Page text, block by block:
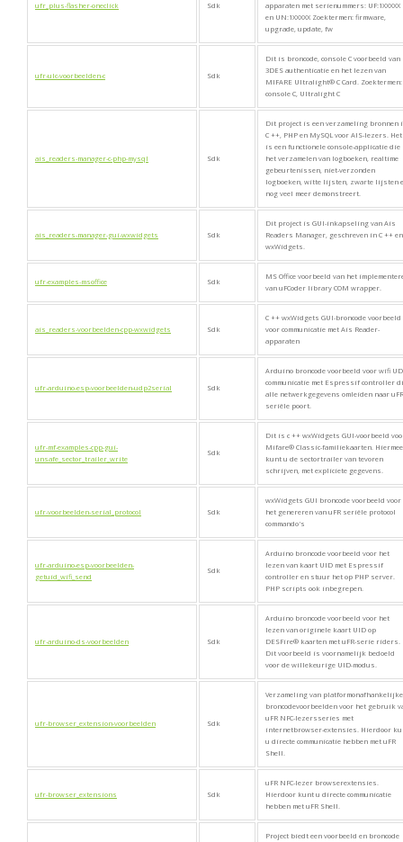
ufr_plus-flasher-oneclick Sdk
apparaten met serienummers: UF:1XXXXX
en UN:1XXXXX Zoektermen: firmware,
upgrade, update, fw
ufr-ulc-voorbeelden-c Sdk
Dit is broncode, console C voorbeeld van
3DES authenticatie en het lezen van
MIFARE Ultralight® C Card. Zoektermen:
console C, Ultralight C
ais_readers-manager-c-php-mysql Sdk
Dit project is een verzameling bronnen
C ++, PHP en MySQL voor AIS-lezers. Het
is een functionele console-applicatie die
het verzamelen van logboeken, realtime
gebeurtenissen, niet-verzonden
logboeken, witte lijsten, zwarte lijsten
nog veel meer demonstreert.
ais_readers-manager-gui-wxwidgets Sdk
Dit project is GUI-inkapseling van Ais
Readers Manager, geschreven in C ++ en
wxWidgets.
ufr-examples-msoffice Sdk
MS Office voorbeeld van het
van uFCoder library COM wrapper.
ais_readers-voorbeelden-cpp-wxwidgets Sdk
C ++ wxWidgets GUI-broncode voorbeeld
voor communicatie met Ais Reader-
apparaten
ufr-arduino-esp-voorbeelden-udp2serial Sdk
Arduino broncode voorbeeld voor wifi
communicatie met Espressif controller
alle netwerkgegevens omleiden naar uFR
seriële poort.
ufr-mf-examples-cpp-gui-
unsafe_sector_trailer_write
Sdk
Dit is c ++ wxWidgets GUI-voorbeeld
Mifare® Classic-familiekaarten. Hiermee
kunt u de sectortrailer van tevoren
schrijven, met expliciete gegevens.
ufr-voorbeelden-serial_protocol Sdk
wxWidgets GUI broncode voorbeeld voor
het genereren van uFR seriële protocol
commando's
ufr-arduino-esp-voorbeelden-
getuid_wifi_send
Sdk
Arduino broncode voorbeeld voor het
lezen van kaart UID met Espressif
controller en stuur het op PHP server.
PHP scripts ook inbegrepen.
ufr-arduino-ds-voorbeelden Sdk
Arduino broncode voorbeeld voor het
lezen van originele kaart UID op
DESFire® kaarten met uFR-serie riders.
Dit voorbeeld is voornamelijk bedoeld
voor de willekeurige UID-modus.
ufr-browser_extension-voorbeelden Sdk
Verzameling van platformonafhankelijke
broncodevoorbeelden voor het gebruik
uFR NFC-lezersseries met
internetbrowser-extensies. Hierdoor
u directe communicatie hebben met uFR
Shell.
ufr-browser_extensions Sdk
uFR NFC-lezer browserextensies.
Hierdoor kunt u directe communicatie
hebben met uFR Shell.
Project biedt een voorbeeld en broncode